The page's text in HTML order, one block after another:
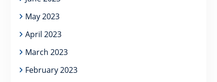
May 2023
April 2023
March 2023
February 2023